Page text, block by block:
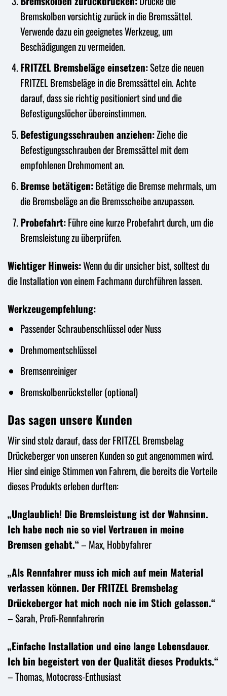
Bremskolben vorsichtig zurück in die Bremssättel.
Verwende dazu ein geeignetes Werkzeug, um
Beschädigungen zu vermeiden.
FRITZEL Bremsbeläge einsetzen:Setze die neuen
FRITZEL Bremsbeläge in die Bremssättel ein. Achte
darauf, dass sie richtig positioniert sind und die
Befestigungslöcher übereinstimmen.
Befestigungsschrauben anziehen:Ziehe die
Befestigungsschrauben der Bremssättel mit dem
empfohlenen Drehmoment an.
Bremse betätigen:Betätige die Bremse mehrmals, um
die Bremsbeläge an die Bremsscheibe anzupassen.
Probefahrt:Führe eine kurze Probefahrt durch, um die
Bremsleistung zu überprüfen.
Wichtiger Hinweis:Wenn du dir unsicher bist, solltest du
die Installation von einem Fachmann durchführen lassen.
Werkzeugempfehlung:
Passender Schraubenschlüssel oder Nuss
Drehmomentschlüssel
Bremsenreiniger
Bremskolbenrücksteller (optional)
Das sagen unsere Kunden
Wir sind stolz darauf, dass der FRITZEL Bremsbelag
Drückeberger von unseren Kunden so gut angenommen wird.
Hier sind einige Stimmen von Fahrern, die bereits die Vorteile
dieses Produkts erleben durften:
„Unglaublich! Die Bremsleistung ist der Wahnsinn.
Ich habe noch nie so viel Vertrauen in meine
Bremsen gehabt.“– Max, Hobbyfahrer
„Als Rennfahrer muss ich mich auf mein Material
verlassen können. Der FRITZEL Bremsbelag
Drückeberger hat mich noch nie im Stich gelassen.“
– Sarah, Profi-Rennfahrerin
„Einfache Installation und eine lange Lebensdauer.
Ich bin begeistert von der Qualität dieses Produkts.“
– Thomas, Motocross-Enthusiast